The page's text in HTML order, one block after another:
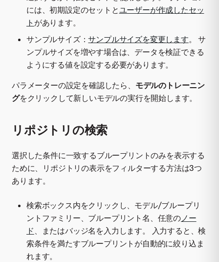
には、初期設定のセットとユーザーが作成したセッ
ト があります。
サンプルサイズ：サンプルサイズを変更します。 サ
ンプルサイズを増やす場合は、データを検証できる
ようにする値を設定する必要があります。
パラメーターの設定を確認したら、 モデルのトレーニン
グをクリックして新しいモデルの実行を開始します。
リポジトリの検索
選択した条件に一致するブループリントのみを表示する
ために、リポジトリの表示をフィルターする方法は3つ
あります。
検索ボックス内をクリックし、モデル/ブループリ
ントファミリー、ブループリント名、任意のノー
ド 、またはバッジ名を入力します。 入力すると、検
索条件を満たすブループリントが自動的に絞り込ま
れます。